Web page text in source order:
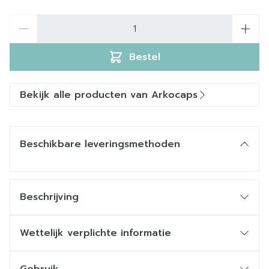
Bestel
Bekijk alle producten van Arkocaps
Beschikbare leveringsmethoden
Beschrijving
Wettelijk verplichte informatie